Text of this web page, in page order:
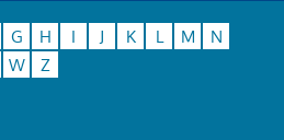
G H I J K L M
N
W Z